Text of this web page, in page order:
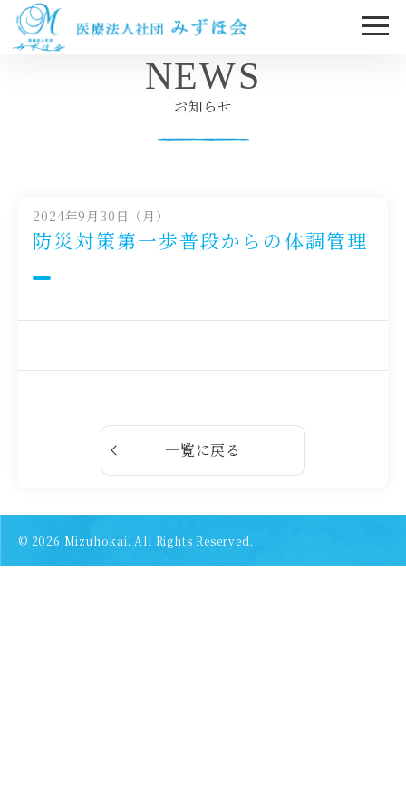
NEWS
お知らせ
2024年9月30日（月）
防災対策第一歩普段からの体調管理
一覧に戻る
© 2026 Mizuhokai. All Rights Reserved.